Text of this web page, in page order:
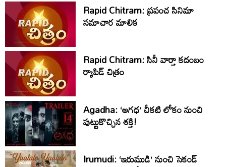
Rapid Chitram: ప్రపంచ సినిమా
సమాచార మాలిక
Rapid Chitram: సినీ వార్తా కదంబం
ర్యాపిడ్ చిత్రం
Agadha: ‘అగధ’ చీకటి లోకం నుంచి
పుట్టుకొచ్చిన శక్తి!
Irumudi: ‘ఇరుముడి’ నుంచి సెకండ్